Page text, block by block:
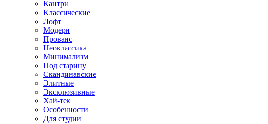
Кантри
Классические
Лофт
Модерн
Прованс
Неоклассика
Минимализм
Под старину
Скандинавские
Элитные
Эксклюзивные
Хай-тек
Особенности
Для студии